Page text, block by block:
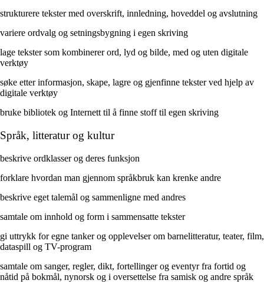
strukturere tekster med overskrift, innledning, hoveddel og avslutning
variere ordvalg og setningsbygning i egen skriving
lage tekster som kombinerer ord, lyd og bilde, med og uten digitale
verktøy
søke etter informasjon, skape, lagre og gjenfinne tekster ved hjelp av
digitale verktøy
bruke bibliotek og Internett til å finne stoff til egen skriving
Språk, litteratur og kultur
beskrive ordklasser og deres funksjon
forklare hvordan man gjennom språkbruk kan krenke andre
beskrive eget talemål og sammenligne med andres
samtale om innhold og form i sammensatte tekster
gi uttrykk for egne tanker og opplevelser om barnelitteratur, teater, film,
dataspill og TV-program
samtale om sanger, regler, dikt, fortellinger og eventyr fra fortid og
nåtid på bokmål, nynorsk og i oversettelse fra samisk og andre språk